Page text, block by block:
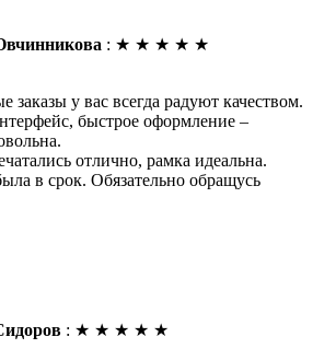
: ★ ★ ★ ★ ★
заказы у вас всегда радуют качеством.
быстрое оформление –
отлично, рамка идеальна.
в срок. Обязательно обращусь
: ★ ★ ★ ★ ★